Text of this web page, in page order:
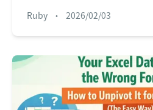
Ruby • 2026/02/03